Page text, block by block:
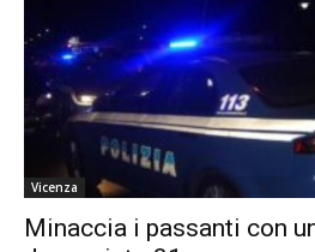
Vicenza
Minaccia i passanti con